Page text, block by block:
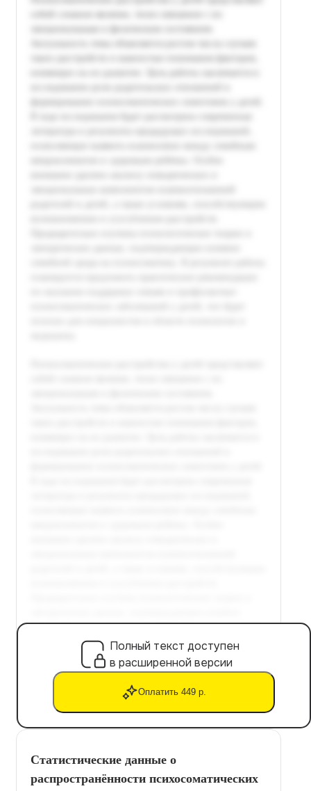
Полный текст доступен
в расширенной версии
Оплатить 449 р.
Статистические данные о
распространённости психосоматических